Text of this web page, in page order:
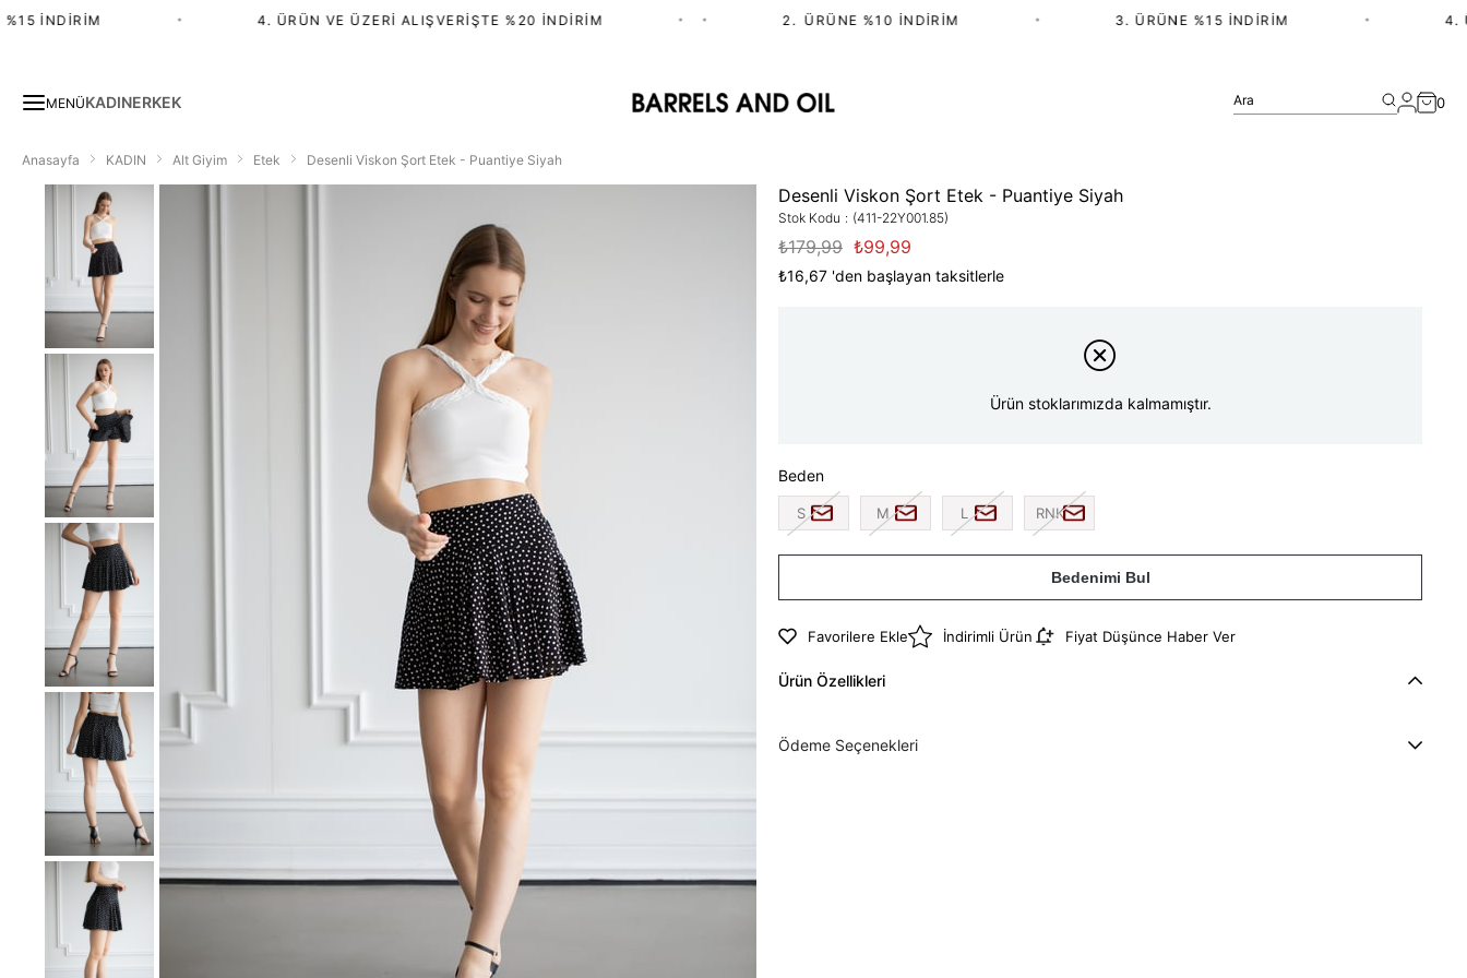
İNDIRIM 4. ÜRÜN VE ÜZERI ALIŞVERIŞTE %20 İNDIRIM • 2.⁠ ⁠ÜRÜNE %10 İNDIRIM 3. ÜRÜNE %15 İNDIRIM 4.
MENÜKADINERKEK Ara 0
Anasayfa KADIN Alt Giyim Etek Desenli Viskon Şort Etek - Puantiye Siyah
Desenli Viskon Şort Etek - Puantiye Siyah
Stok Kodu (411-22Y001.85)
₺179,99 ₺99,99
₺16,67 'den başlayan taksitlerle
Ürün stoklarımızda kalmamıştır.
Beden
S M L RNK
Bedenimi Bul
Favorilere Ekle İndirimli Ürün Fiyat Düşünce Haber Ver
Ürün Özellikleri
Ödeme Seçenekleri